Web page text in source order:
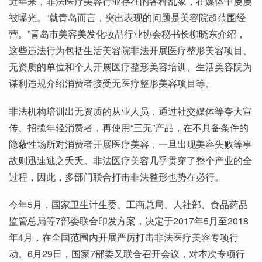
被曝光。“就青岛而言，突出表现的问题是美容院超范围经
营。”青岛市美容美发化妆品行业协会秘书长柳晓东介绍，
这些违法行为包括生活美容院非法开展医疗整形美容项目、
无资质的单位和个人开展医疗整形美容培训、生活美容院为
谋利违规介绍消费者接受无医疗整形美容项目等。
非法机构培训出无资质的从业人员，通过社交媒体等夸大宣
传、招揽年轻消费者，再使用“三无”产品，在不具备条件的
隐蔽性场所对消费者开展医疗美容，一旦出现美容失败等事
故则迅速逃之夭夭。非法医疗美容几乎贯穿了整个产业的全
过程，因此，多部门联合打击非法整形也势在必行。
今年5月，国家卫生计生委、工商总局、人社部、食品药品
监管总局等7部委联合印发方案，决定于2017年5月至2018
年4月，在全国范围内开展严厉打击非法医疗美容专项行
动。6月29日，国家7部委又联合召开会议，对本次专项行